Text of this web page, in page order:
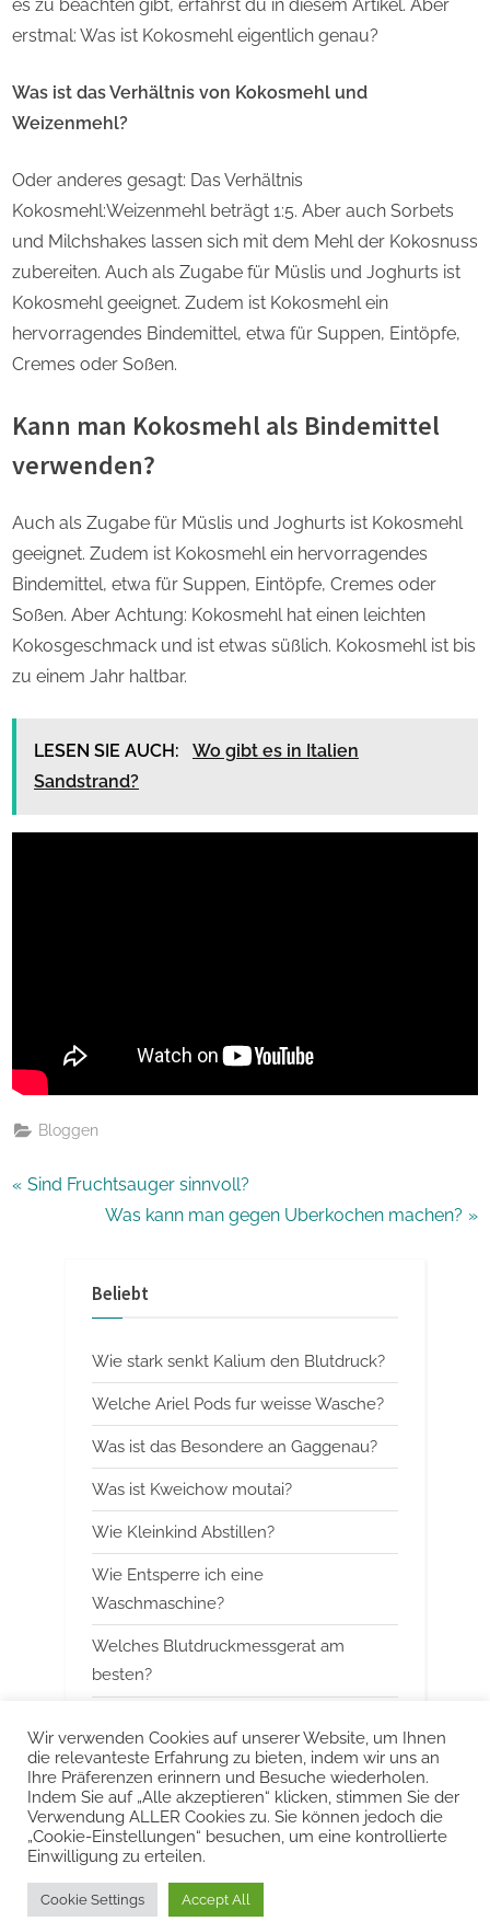
es zu beachten gibt, erfährst du in diesem Artikel. Aber
erstmal: Was ist Kokosmehl eigentlich genau?
Was ist das Verhältnis von Kokosmehl und
Weizenmehl?
Oder anderes gesagt: Das Verhältnis
Kokosmehl:Weizenmehl beträgt 1:5. Aber auch Sorbets
und Milchshakes lassen sich mit dem Mehl der Kokosnuss
zubereiten. Auch als Zugabe für Müslis und Joghurts ist
Kokosmehl geeignet. Zudem ist Kokosmehl ein
hervorragendes Bindemittel, etwa für Suppen, Eintöpfe,
Cremes oder Soßen.
Kann man Kokosmehl als Bindemittel
verwenden?
Auch als Zugabe für Müslis und Joghurts ist Kokosmehl
geeignet. Zudem ist Kokosmehl ein hervorragendes
Bindemittel, etwa für Suppen, Eintöpfe, Cremes oder
Soßen. Aber Achtung: Kokosmehl hat einen leichten
Kokosgeschmack und ist etwas süßlich. Kokosmehl ist bis
zu einem Jahr haltbar.
LESEN SIE AUCH:
Wo gibt es in Italien
Sandstrand?
Bloggen
Beitragsnavigation
P
Sind Fruchtsauger sinnvoll?
N
t
o
s
t
:
Was kann man gegen Uberkochen machen?
Beliebt
Wie stark senkt Kalium den Blutdruck?
Welche Ariel Pods fur weisse Wasche?
Was ist das Besondere an Gaggenau?
Was ist Kweichow moutai?
Wie Kleinkind Abstillen?
Wie Entsperre ich eine
Waschmaschine?
Welches Blutdruckmessgerat am
besten?
Kann man Arbeitsspeicher kombinieren?
Was ist das Besondere an Smeg?
Urheberrecht © 2022 KurzeAntworten
Wir verwenden Cookies auf unserer Website, um Ihnen
die relevanteste Erfahrung zu bieten, indem wir uns an
Ihre Präferenzen erinnern und Besuche wiederholen.
Indem Sie auf „Alle akzeptieren“ klicken, stimmen Sie der
Verwendung ALLER Cookies zu. Sie können jedoch die
„Cookie-Einstellungen“ besuchen, um eine kontrollierte
Einwilligung zu erteilen.
Cookie Settings Accept All